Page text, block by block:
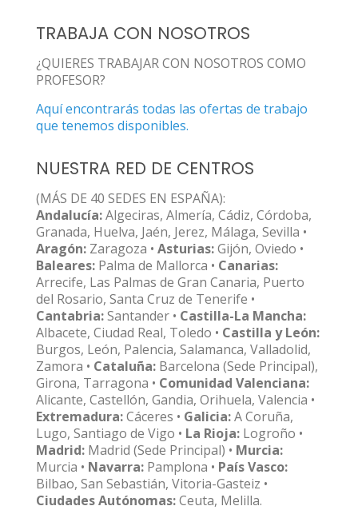
TRABAJA CON NOSOTROS
¿QUIERES TRABAJAR CON NOSOTROS COMO
PROFESOR?
Aquí encontrarás todas las ofertas de trabajo
que tenemos disponibles.
NUESTRA RED DE CENTROS
(MÁS DE 40 SEDES EN ESPAÑA):
Andalucía:Algeciras, Almería, Cádiz, Córdoba,
Granada, Huelva, Jaén, Jerez, Málaga, Sevilla •
Aragón: Zaragoza • Asturias:Gijón, Oviedo •
Baleares: Palma de Mallorca • Canarias:
Arrecife, Las Palmas de Gran Canaria, Puerto
del Rosario, Santa Cruz de Tenerife •
Cantabria:Santander • Castilla-La Mancha:
Albacete, Ciudad Real, Toledo • Castilla y León:
Burgos, León, Palencia, Salamanca, Valladolid,
Zamora • Cataluña: Barcelona (Sede Principal),
Girona, Tarragona • Comunidad Valenciana:
Alicante, Castellón, Gandia, Orihuela, Valencia •
Extremadura:Cáceres • Galicia:A Coruña,
Lugo, Santiago de Vigo • La Rioja: Logroño •
Madrid: Madrid (Sede Principal) • Murcia:
Murcia • Navarra: Pamplona • País Vasco:
Bilbao, San Sebastián, Vitoria-Gasteiz •
Ciudades Autónomas:Ceuta, Melilla.